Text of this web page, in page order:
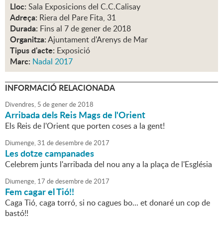
Lloc: Sala Exposicions del C.C.Calisay
Adreça: Riera del Pare Fita, 31
Durada: Fins al 7 de gener de 2018
Organitza:Ajuntament d'Arenys de Mar
Tipus d'acte: Exposició
Marc: Nadal 2017
INFORMACIÓ RELACIONADA
Divendres, 5 degenerde2018
Arribada dels Reis Mags de l'Orient
Els Reis de l'Orient que porten coses a la gent!
Diumenge,31 dedesembrede2017
Les dotze campanades
Celebrem junts l'arribada del nou any a la plaça de l'Església
Diumenge, 17 dedesembrede2017
Fem cagar el Tió!!
Caga Tió, caga torró, si no cagues bo... et donaré un cop de
bastó!!